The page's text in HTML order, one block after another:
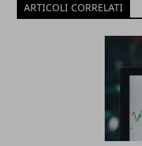
ARTICOLI CORRELATI